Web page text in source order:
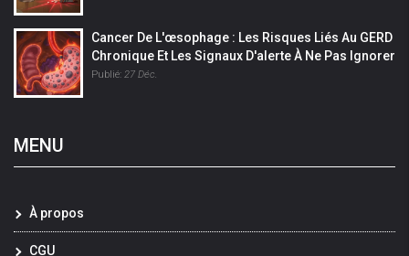
Cancer De L'œsophage : Les Risques Liés Au GERD
Chronique Et Les Signaux D'alerte À Ne Pas Ignorer
Publié: 27 Déc.
MENU
À propos
CGU